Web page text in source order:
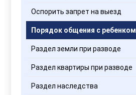
Оспорить запрет на выезд
Порядок общения с ребенком
Раздел земли при разводе
Раздел квартиры при разводе
Раздел наследства